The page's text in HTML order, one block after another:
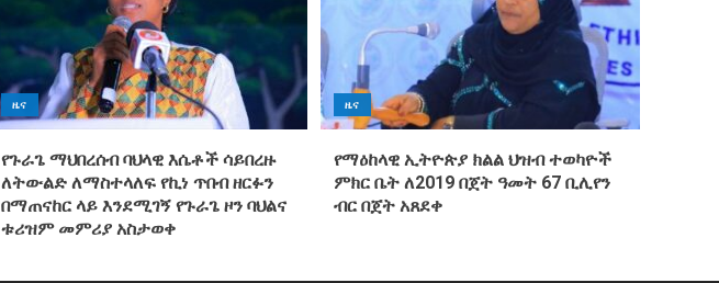
ዜና
የጉራጌ ማህበረሰብ ባህላዊ እሴቶች ሳይበረዙ
ለትውልድ ለማስተላለፍ የኪነ ጥበብ ዘርፉን
በማጠናከር ላይ እንደሚገኝ የጉራጌ ዞን ባህልና
ቱሪዝም መምሪያ አስታወቀ
ዜና
የማዕከላዊ ኢትዮጵያ ክልል ህዝብ ተወካዮች
ምክር ቤት ለ2019 በጀት ዓመት 67 ቢሊየን
ብር በጀት አጸደቀ